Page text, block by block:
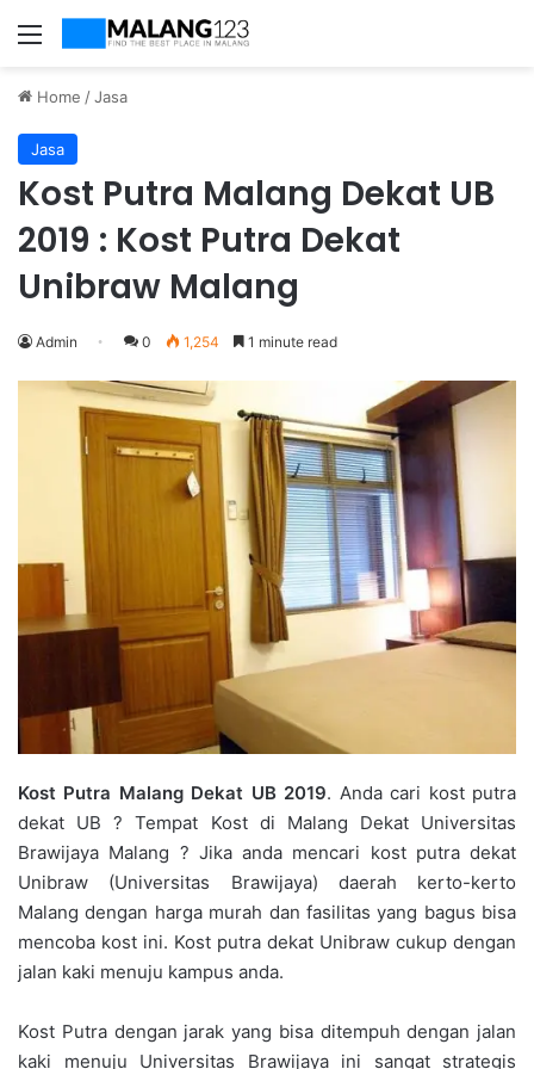
Home /Jasa
Jasa
Kost Putra Malang Dekat UB
2019 : Kost Putra Dekat
Unibraw Malang
Admin 0 1,254 1 minute read
Kost Putra Malang Dekat UB 2019. Anda cari kost putra
dekat UB ? Tempat Kost di Malang Dekat Universitas
Brawijaya Malang ? Jika anda mencari kost putra dekat
Unibraw (Universitas Brawijaya) daerah kerto-kerto
Malang dengan harga murah dan fasilitas yang bagus bisa
mencoba kost ini. Kost putra dekat Unibraw cukup dengan
jalan kaki menuju kampus anda.
Kost Putra dengan jarak yang bisa ditempuh dengan jalan
kaki menuju Universitas Brawijaya ini sangat strategis